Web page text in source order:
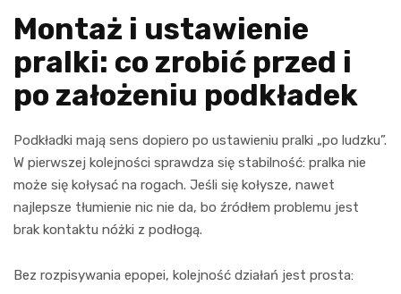
Montaż i ustawienie
pralki: co zrobić przed i
po założeniu podkładek
Podkładki mają sens dopiero po ustawieniu pralki „po ludzku”.
W pierwszej kolejności sprawdza się stabilność: pralka nie
może się kołysać na rogach. Jeśli się kołysze, nawet
najlepsze tłumienie nic nie da, bo źródłem problemu jest
brak kontaktu nóżki z podłogą.
Bez rozpisywania epopei, kolejność działań jest prosta: